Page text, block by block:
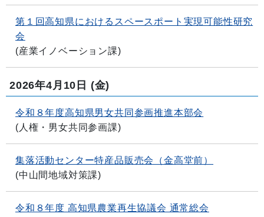
第１回高知県におけるスペースポート実現可能性研究
会
(産業イノベーション課)
2026年4月10日 (金)
令和８年度高知県男女共同参画推進本部会
( 人権・男女共同参画課)
集落活動センター特産品販売会（金高堂前）
(中山間地域対策課)
令和８年度 高知県農業再生協議会 通常総会